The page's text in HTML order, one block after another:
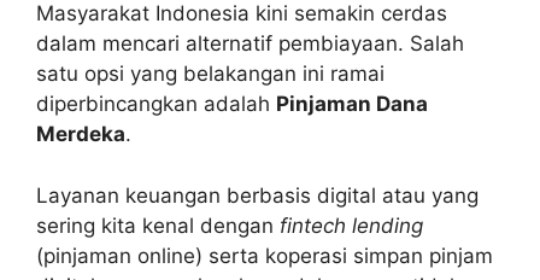
Masyarakat Indonesia kini semakin cerdas
dalam mencari alternatif pembiayaan. Salah
satu opsi yang belakangan ini ramai
diperbincangkan adalah Pinjaman Dana
Merdeka.
Layanan keuangan berbasis digital atau yang
sering kita kenal dengan fintech lending
(pinjaman online) serta koperasi simpan pinjam